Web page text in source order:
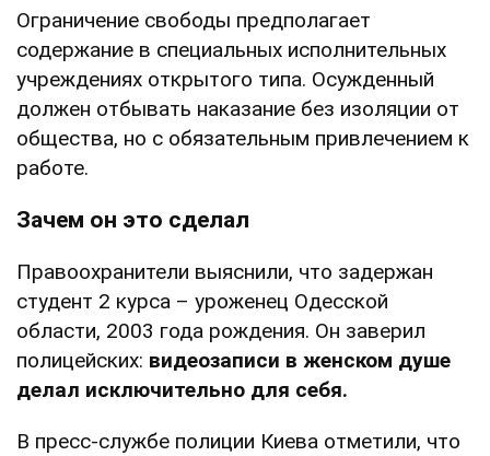
Ограничение свободы предполагает
содержание в специальных исполнительных
учреждениях открытого типа. Осужденный
должен отбывать наказание без изоляции от
общества, но с обязательным привлечением к
работе.
Зачем он это сделал
Правоохранители выяснили, что задержан
студент 2 курса – уроженец Одесской
области, 2003 года рождения. Он заверил
полицейских: видеозаписи в женском душе
делал исключительно для себя.
В пресс-службе полиции Киева отметили, что